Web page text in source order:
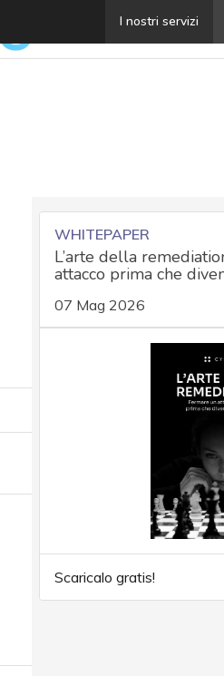
I nostri servizi
Aggiornamento SWIFT
WHITEPAPER
L’arte della
attacco prima che
07 Mag 2026
Scaricalo gratis!